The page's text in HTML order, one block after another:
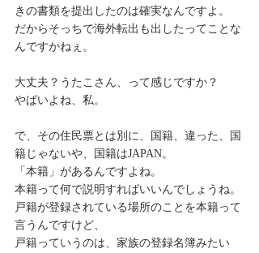
きの書類を提出したのは確実なんですよ。
だからそっちで海外転出も出したってことな
んですかねぇ。
大丈夫？うたこさん、って感じですか？
やばいよね、私。
で、その住民票とは別に、国籍、違った、国
籍じゃないや、国籍はJAPAN。
「本籍」があるんですよね。
本籍って何で説明すればいいんでしょうね。
戸籍が登録されている場所のことを本籍って
言うんですけど、
戸籍っていうのは、家族の登録名簿みたい